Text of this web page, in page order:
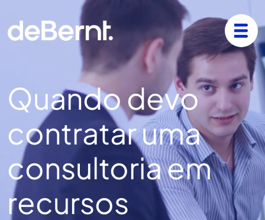
Quando devo
contratar uma
consultoria em
recursos